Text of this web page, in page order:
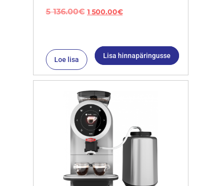
5 136.00€ 1 500.00€
Loe lisa Lisa hinnapäringusse